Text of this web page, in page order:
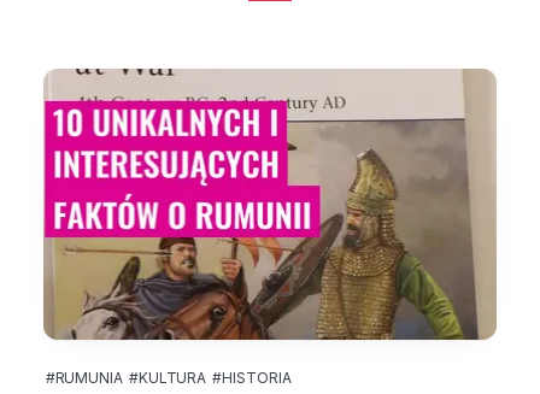
#RUMUNIA #KULTURA #HISTORIA